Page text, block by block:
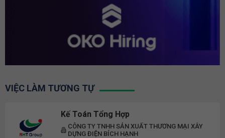
VIỆC LÀM TƯƠNG TỰ
Kế Toán Tổng Hợp
CÔNG TY TNHH SẢN XUẤT THƯƠNG MẠI XÂY
DỰNG ĐIỆN BÍCH HẠNH